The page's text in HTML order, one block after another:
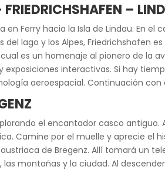
–
en Ferry hacia la Isla de Lindau. En
lago y los Alpes, Friedrichshafen
es un homenaje al pionero de la
interactivas. Si hay
aeroespacial. Continuación con
el encantador casco
Camine por el muelle y aprecie el
de Bregenz. Allí tomará un
montañas y la ciudad. Al